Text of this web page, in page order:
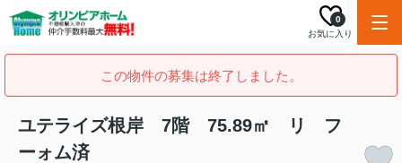
お気に入り
0
この物件の募集は終了しました。
ユテライズ根岸 7階 75.89㎡ リ フ
ーォム済